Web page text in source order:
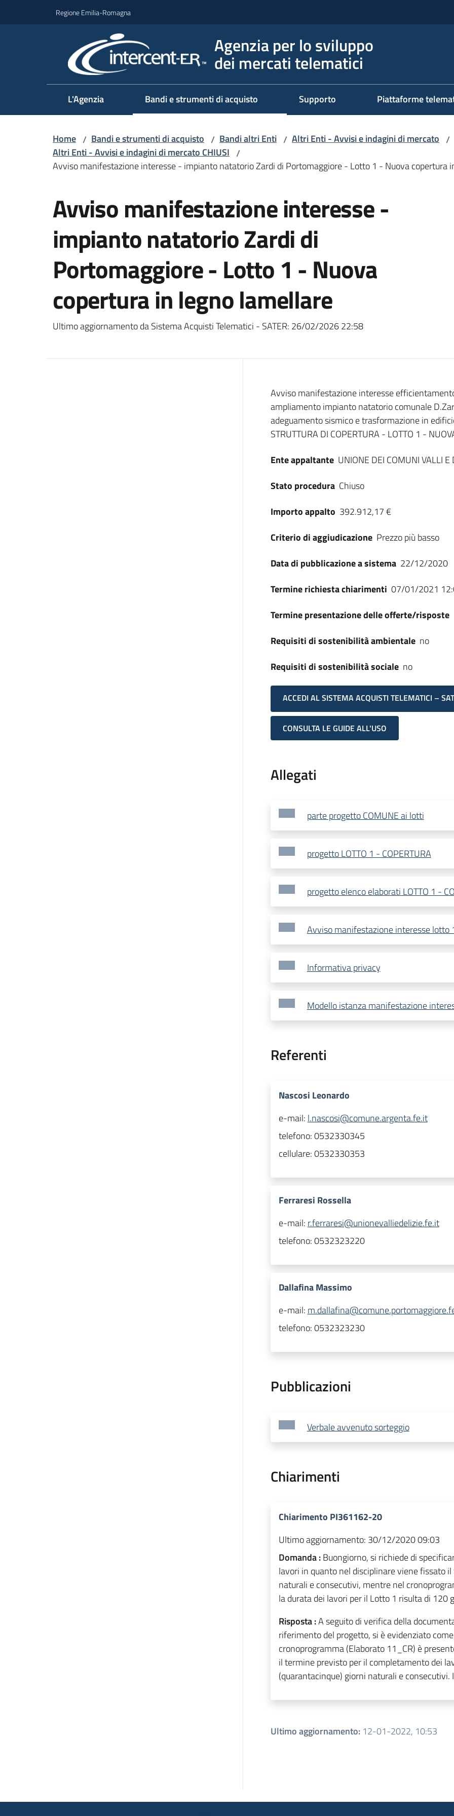
Regione Emilia-Romagna
Agenzia per lo sviluppo
dei mercati telematici
L'Agenzia Bandi e strumenti di acquisto Supporto Piattaforme
Home / Bandi e strumenti di acquisto / Bandi altri Enti / Altri Enti - Avvisi e indagini di mercato /
Altri Enti - Avvisi e indagini di mercato CHIUSI /
Avviso manifestazione interesse - impianto natatorio Zardi di Portomaggiore - Lotto 1 - Nuova copertura
Avviso manifestazione interesse -
impianto natatorio Zardi di
Portomaggiore - Lotto 1 - Nuova
copertura in legno lamellare
Ultimo aggiornamento da Sistema Acquisti Telematici - SATER: 26/02/2026 22:58
Dati del bando
Avviso manifestazione interesse
ampliamento impianto natatorio comunale
adeguamento sismico e trasformazione in
STRUTTURA DI COPERTURA - LOTTO 1 -
Ente appaltante UNIONE DEI COMUNI VALLI E
Stato procedura Chiuso
Importo appalto 392.912,17 €
Criterio di aggiudicazione Prezzo più basso
Data di pubblicazione a sistema 22/12/2020
Termine richiesta chiarimenti 07/01/2021
Termine presentazione delle offerte/risposte
Requisiti di sostenibilità ambientale no
Requisiti di sostenibilità sociale no
ACCEDI AL SISTEMA ACQUISTI TELEMATICI –
CONSULTA LE GUIDE ALL'USO
Allegati
parte progetto COMUNE ai lotti
progetto LOTTO 1 - COPERTURA
progetto elenco elaborati LOTTO 1 -
Avviso manifestazione interesse lotto
Informativa privacy
Modello istanza manifestazione
Referenti
Nascosi Leonardo
e-mail: l.nascosi@comune.argenta.fe.it
telefono:0532330345
cellulare:0532330353
Ferraresi Rossella
e-mail: r.ferraresi@unionevalliedelizie.fe.it
telefono:0532323220
Dallafina Massimo
e-mail:
telefono:0532323230
Pubblicazioni
Verbale avvenuto sorteggio
Chiarimenti
Chiarimento PI361162-20
Ultimo aggiornamento: 30/12/2020 09:03
Domanda :Buongiorno, si richiede di
lavori in quanto nel disciplinare viene fissato
naturali e consecutivi, mentre nel
la durata dei lavori per il Lotto 1 risulta di 120
Risposta :A seguito di verifica della
riferimento del progetto, si è evidenziato
cronoprogramma (Elaborato 11_CR) è
il termine previsto per il completamento dei
(quarantacinque) giorni naturali e consecutivi.
Ultimo aggiornamento: 12-01-2022, 10:53